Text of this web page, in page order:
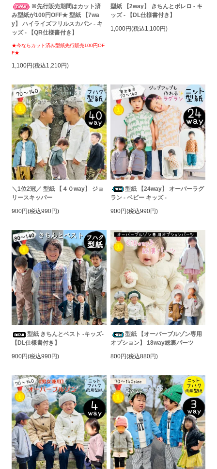
※先行販売期間はカット済
み型紙が100円OFF★ 型紙 【7wa
y】 ハイライズフリルスカパン - キ
ッズ - 【QR仕様書付き】
★今ならカット済み型紙先行販売100円OF
F★
1,100円(税込1,210円)
型紙 【2way】 きちんとボレロ - キ
ッズ - 【DL仕様書付き】
1,000円(税込1,100円)
＼1位2冠／ 型紙 【４０way】 ジョ
リースキッパー
900円(税込990円)
型紙 【24way】 オーバーラグ
ラン - ベビー キッズ -
900円(税込990円)
型紙 きちんとベスト -キッズ-
【DL仕様書付き】
900円(税込990円)
型紙 【オーバーブルゾン専用
オプション】 18way総裏パーツ
800円(税込880円)